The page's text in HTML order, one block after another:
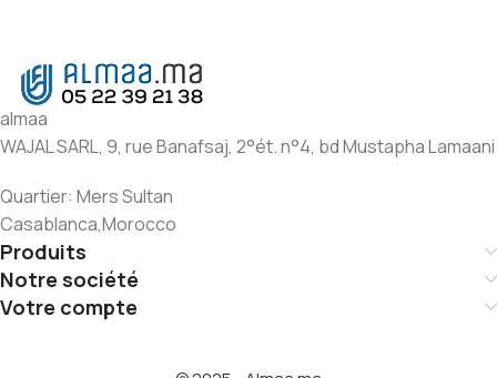
almaa
WAJAL SARL, 9, rue Banafsaj, 2°ét. n°4, bd Mustapha Lamaani
Quartier: Mers Sultan
Casablanca,Morocco
Produits
Notre société
Votre compte